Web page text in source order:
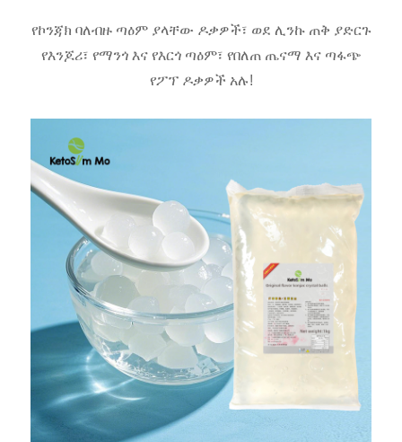
የኮንጃክ ባለብዙ ጣዕም ያላቸው ዶቃዎች፣ ወደ ሊንኩ ጠቅ ያድርጉ
የእንጆሪ፣ የማንጎ እና የእርጎ ጣዕም፣ የበለጠ ጤናማ እና ጣፋጭ
የፖፕ ዶቃዎች አሉ!